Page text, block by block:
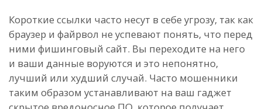
Короткие ссылки часто несут в себе угрозу, так как
браузер и файрвол не успевают понять, что перед
ними фишинговый сайт. Вы переходите на него
и ваши данные воруются и это непонятно,
лучший или худший случай. Часто мошенники
таким образом устанавливают на ваш гаджет